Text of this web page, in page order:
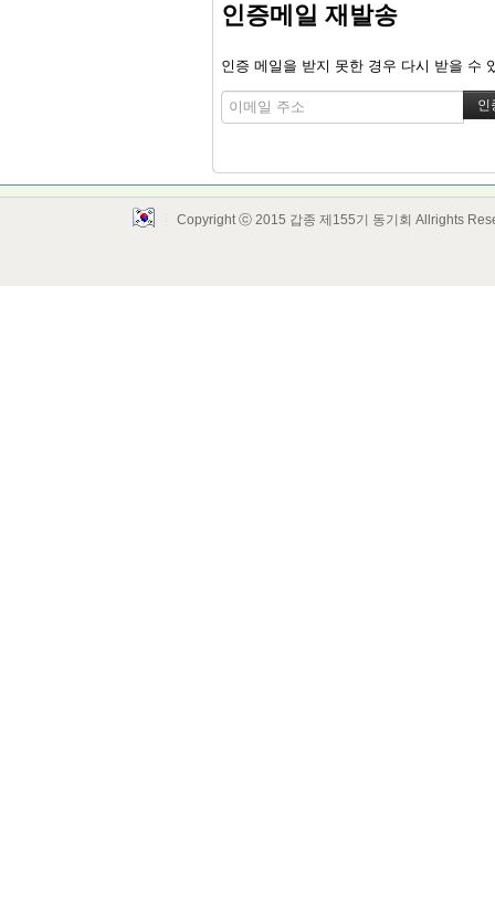
인증메일 재발송
인증 메일을 받지 못한 경우 다시 받을 수
Copyright ⓒ 2015 갑종 제155기 동기회 Allrights